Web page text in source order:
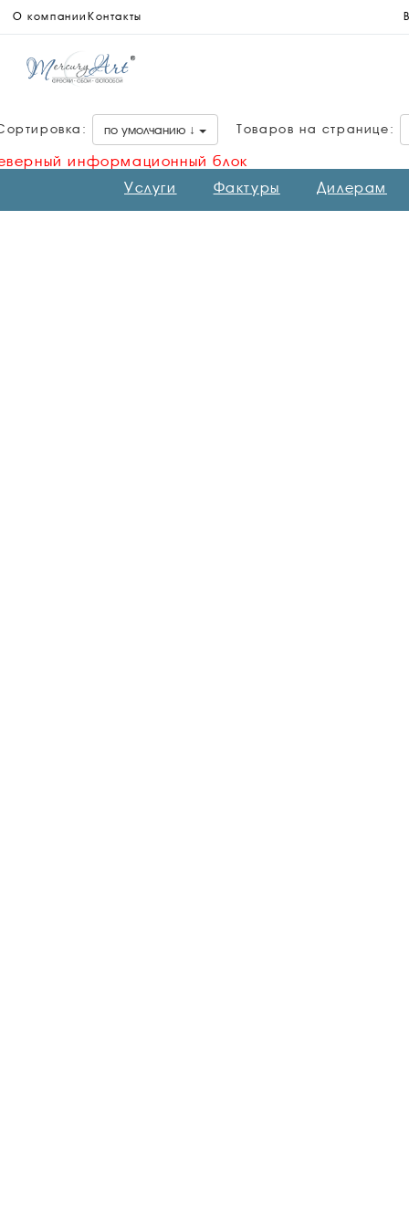
О компании Контакты
по умолчанию ↓ Товаров на странице:
информационный блок
Услуги
Фактуры Дилерам